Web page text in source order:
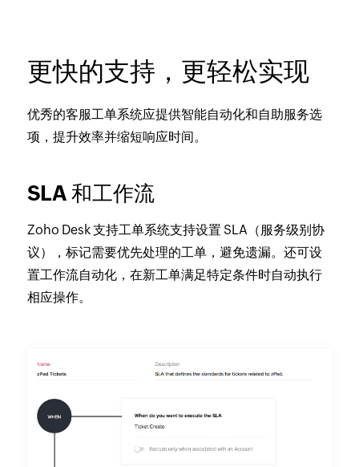
更快的支持，更轻松实现
优秀的客服工单系统应提供智能自动化和自助服务选
项，提升效率并缩短响应时间。
SLA 和工作流
Zoho Desk 支持工单系统支持设置 SLA（服务级别协
议），标记需要优先处理的工单，避免遗漏。还可设
置工作流自动化，在新工单满足特定条件时自动执行
相应操作。